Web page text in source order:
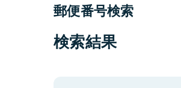
郵便番号検索
検索結果